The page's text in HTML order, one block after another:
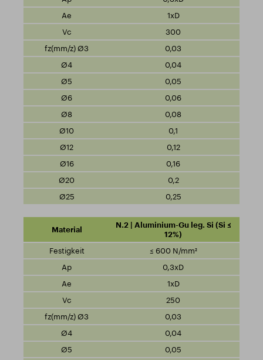
1xD
300
0,03
0,04
0,05
0,06
0,08
0,1
0,12
0,16
0,2
0,25
N.2 | Aluminium-Gu leg. Si (Si ≤
12%)
≤ 600 N/mm²
0,3xD
1xD
250
0,03
0,04
0,05